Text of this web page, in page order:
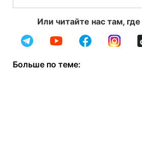
Или читайте нас там,
Больше по теме: